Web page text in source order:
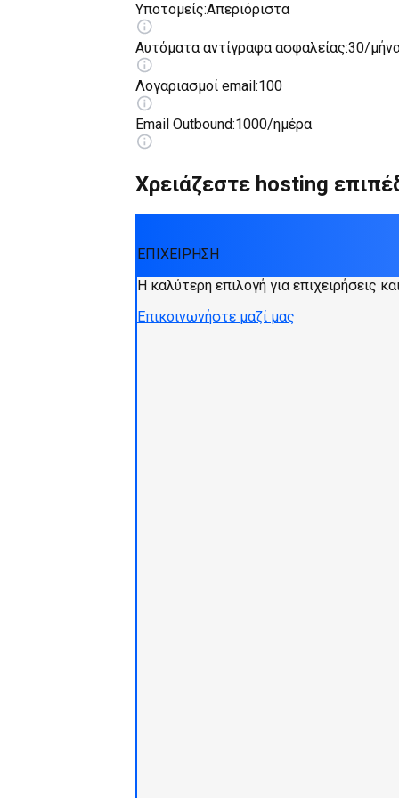
Υποτομείς:Απεριόριστα
Αυτόματα αντίγραφα ασφαλείας:30/
Λογαριασμοί email:100
Email Outbound:1000/ημέρα
Χρειάζεστε hosting
ΕΠΙΧΕΙΡΗΣΗ
Η καλύτερη επιλογή για επιχειρήσεις
Επικοινωνήστε μαζί μας